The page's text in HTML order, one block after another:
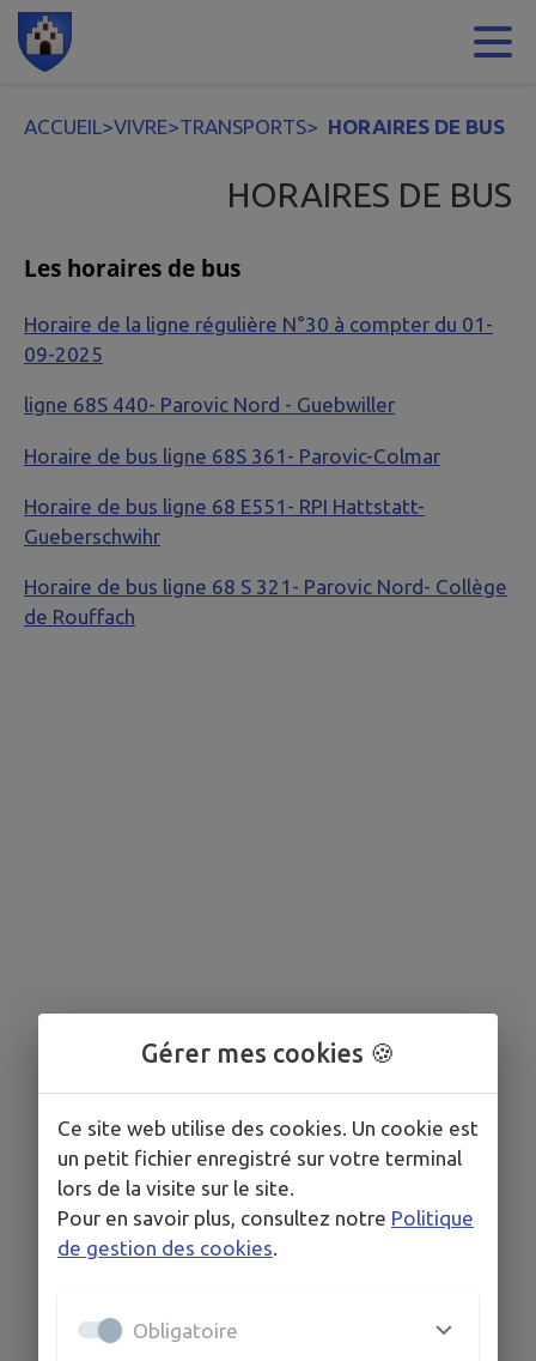
Contenu
ACCUEIL>VIVRE>TRANSPORTS> HORAIRES DE BUS
HORAIRES DE BUS
Les horaires de bus
Horaire de la ligne régulière N°30 à compter du 01-
09-2025
ligne 68S 440- Parovic Nord - Guebwiller
Horaire de bus ligne 68S 361- Parovic-Colmar
Horaire de bus ligne 68 E551- RPI Hattstatt-
Gueberschwihr
Horaire de bus ligne 68 S 321- Parovic Nord- Collège
de Rouffach
Gérer mes cookies 🍪
Ce site web utilise des cookies. Un cookie est
un petit fichier enregistré sur votre terminal
lors de la visite sur le site.
Pour en savoir plus, consultez notre Politique
de gestion des cookies.
Obligatoire